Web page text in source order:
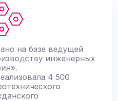
на базе ведущей
инженерных
4 500